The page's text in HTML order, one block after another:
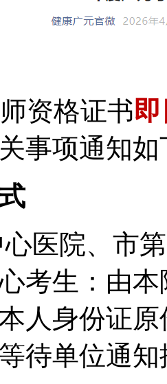
资格证书
事项通知
心医院、市
考生：由
人身份证
待单位通